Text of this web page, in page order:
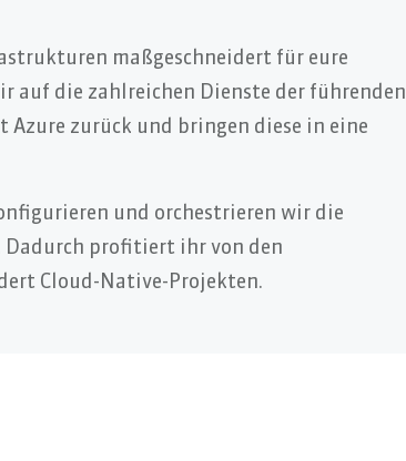
maßgeschneidert für eure
auf die zahlreichen Dienste der führenden
Azure zurück und bringen diese in eine
und orchestrieren wir die
profitiert ihr von den
Cloud-Native-Projekten.